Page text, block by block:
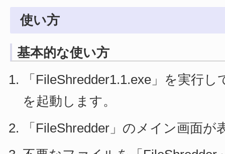
使い方
基本的な使い方
「FileShredder1.1.exe」を実行
を起動します。
「FileShredder」のメイン画面が